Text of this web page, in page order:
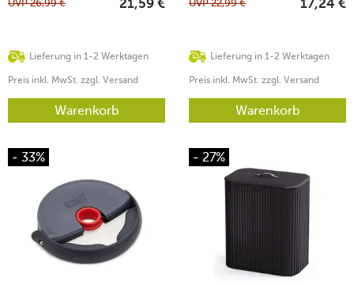
Lieferung in 1-2 Werktagen
UVP26,99 € 21,59 €
Preis inkl. MwSt. zzgl. Versand
Warenkorb
Lieferung in 1-2 Werktagen
UVP22,99 € 17,24 €
Preis inkl. MwSt. zzgl. Versand
Warenkorb
- 33% - 27%